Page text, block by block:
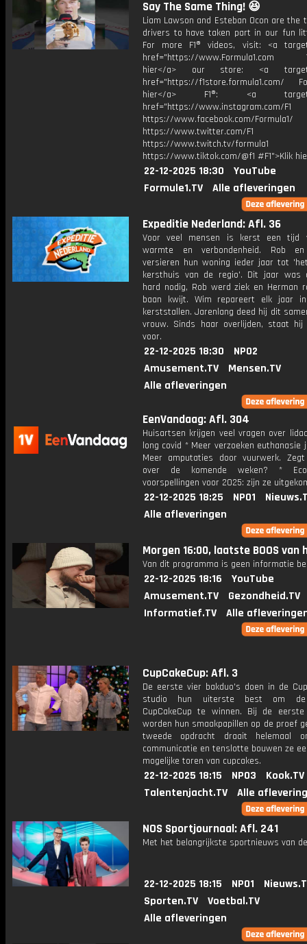
Say The Same Thing! 😆
Liam Lawson and Esteban Ocon are the
drivers to have taken part in our fun
For more F1® videos, visit: <a
href="https://www.Formula1.com
hier</a> our store: <a
href="https://f1store.formula1.com/
hier</a> F1®: <a
href="https://www.instagram.com/F1
https://www.facebook.com/Formula1/
https://www.twitter.com/F1
https://www.twitch.tv/formula1
https://www.tiktok.com/@f1 #F1">Klik
22-12-2025 18:30
YouTube
Formule1.TV
Alle afleveringen
Expeditie Nederland: Afl. 36
Voor veel mensen is kerst een tijd
warmte en verbondenheid. Rob
versieren hun woning ieder jaar tot
kersthuis van de regio'. Dit jaar was
hard nodig, Rob werd ziek en Herman
baan kwijt. Wim repareert elk jaar
kerststallen. Jarenlang deed hij dit
vrouw. Sinds haar overlijden, staat
voor.
22-12-2025 18:30
NPO2
Amusement.TV
Mensen.TV
Alle afleveringen
EenVandaag: Afl. 304
Huisartsen krijgen veel vragen over
long covid * Meer verzoeken euthanasie
Meer amputaties door vuurwerk.
over de komende weken? *
voorspellingen voor 2025: zijn ze
22-12-2025 18:25 NPO1
Alle afleveringen
Morgen 16:00, laatste BOOS van
Van dit programma is geen informatie
22-12-2025 18:16
YouTube
Amusement.TV
Gezondheid.TV
Informatief.TV
Alle
CupCakeCup: Afl. 3
De eerste vier bakduo's doen in de
studio hun uiterste best om de
CupCakeCup te winnen. Bij de
worden hun smaakpapillen op de proef
tweede opdracht draait helemaal
communicatie en tenslotte bouwen ze
mogelijke toren van cupcakes.
22-12-2025 18:15 NPO3
Kook.TV
Talentenjacht.TV
Alle
NOS Sportjournaal: Afl. 241
Met het belangrijkste sportnieuws van
22-12-2025 18:15 NPO1
Sporten.TV
Voetbal.TV
Alle afleveringen